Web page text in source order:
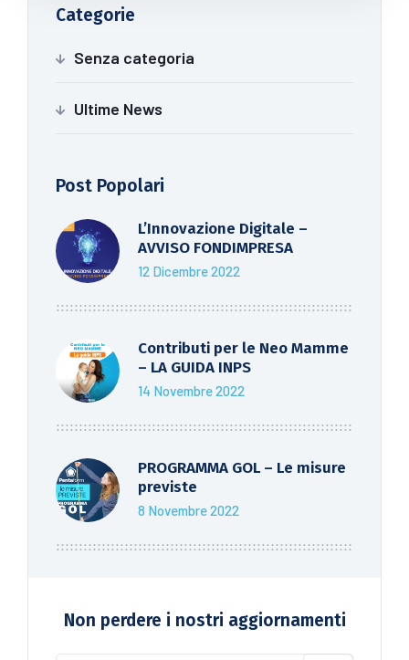
Categorie
Senza categoria
Ultime News
Post Popolari
L’Innovazione Digitale –
AVVISO FONDIMPRESA
12 Dicembre 2022
Contributi per le Neo Mamme
– LA GUIDA INPS
14 Novembre 2022
PROGRAMMA GOL – Le misure
previste
8 Novembre 2022
Non perdere i nostri aggiornamenti